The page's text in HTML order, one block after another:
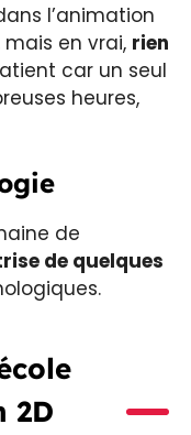
l’animation
mais en vrai, rien
car un seul
heures,
de
de quelques
2D